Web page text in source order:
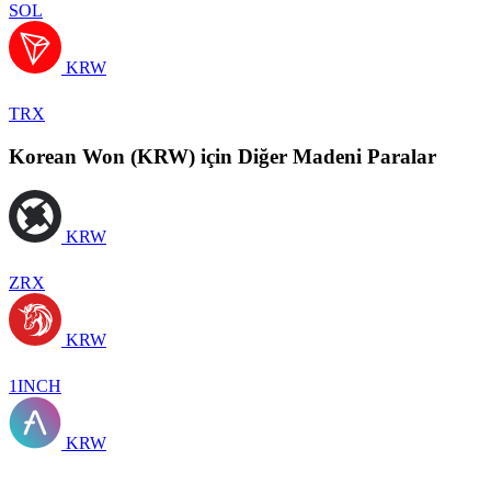
SOL
KRW
TRX
Korean Won (KRW) için Diğer Madeni Paralar
KRW
ZRX
KRW
1INCH
KRW